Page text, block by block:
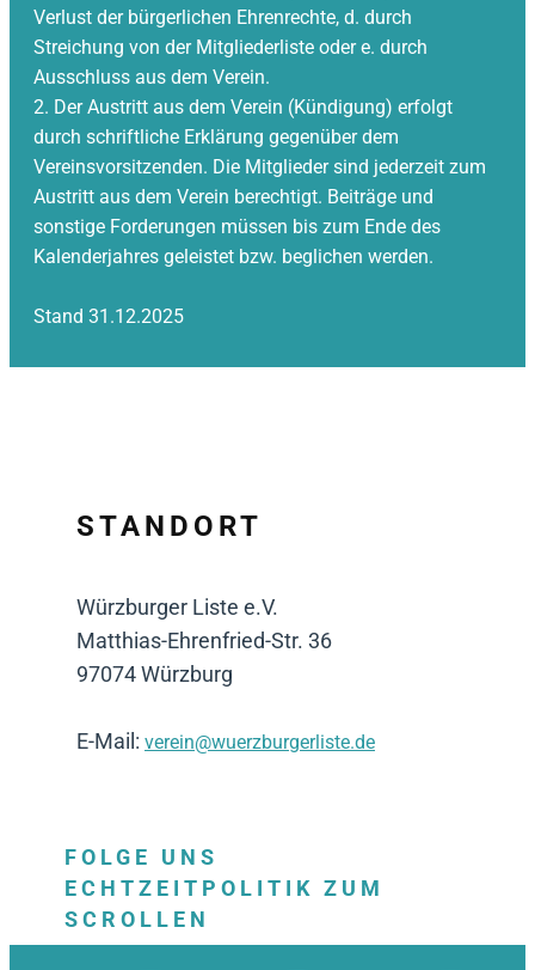
Verlust der bürgerlichen Ehrenrechte, d. durch
Streichung von der Mitgliederliste oder e. durch
Ausschluss aus dem Verein.
2. Der Austritt aus dem Verein (Kündigung) erfolgt
durch schriftliche Erklärung gegenüber dem
Vereinsvorsitzenden. Die Mitglieder sind jederzeit zum
Austritt aus dem Verein berechtigt. Beiträge und
sonstige Forderungen müssen bis zum Ende des
Kalenderjahres geleistet bzw. beglichen werden.
Stand 31.12.2025
STANDORT
Würzburger Liste e.V.
Matthias-Ehrenfried-Str. 36
97074 Würzburg
E-Mail: verein@wuerzburgerliste.de
FOLGE UNS
ECHTZEITPOLITIK ZUM
SCROLLEN